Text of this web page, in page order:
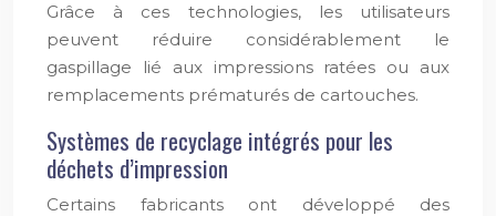
Grâce à ces technologies, les utilisateurs
peuvent réduire considérablement le
gaspillage lié aux impressions ratées ou aux
remplacements prématurés de cartouches.
Systèmes de recyclage intégrés pour les
déchets d’impression
Certains fabricants ont développé des